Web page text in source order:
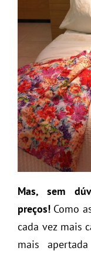
Mas, sem
preços! Como
cada vez mais
mais